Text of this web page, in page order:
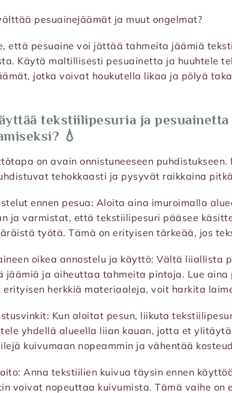
pesuainejäämät ja muut ongelmat?
että pesuaine voi jättää tahmeita jäämiä
Käytä maltillisesti pesuainetta ja huuhtele
jotka voivat houkutella likaa ja pölyä
tekstiilipesuria ja
💧
on avain onnistuneeseen
tehokkaasti ja pysyvät raikkaina
ennen pesua: Aloita aina imuroimalla
ja varmistat, että tekstiilipesuri pääsee
työtä. Tämä on erityisen tärkeää, jos
oikea annostelu ja käyttö: Vältä liiallista
jäämiä ja aiheuttaa tahmeita pintoja. Lue aina
erityisen herkkiä materiaaleja, voit harkita
Kun aloitat pesun, liikuta
yhdellä alueella liian kauan, jotta et
kuivumaan nopeammin ja vähentää
Anna tekstiilien kuivua täysin ennen
voivat nopeuttaa kuivumista. Tämä vaihe